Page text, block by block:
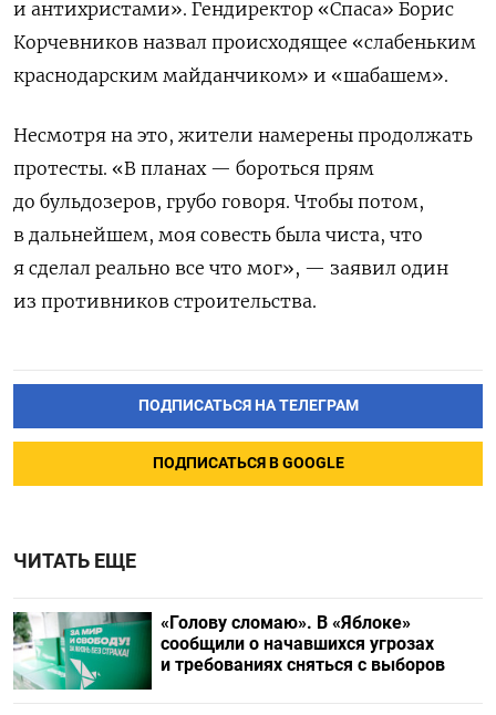
и антихристами». Гендиректор «Спаса» Борис
Корчевников назвал происходящее «слабеньким
краснодарским майданчиком» и «шабашем».
Несмотря на это, жители намерены продолжать
протесты. «В планах — бороться прям
до бульдозеров, грубо говоря. Чтобы потом,
в дальнейшем, моя совесть была чиста, что
я сделал реально все что мог», — заявил один
из противников строительства.
ПОДПИСАТЬСЯ НА ТЕЛЕГРАМ
ПОДПИСАТЬСЯ В GOOGLE
ЧИТАТЬ ЕЩЕ
«Голову сломаю». В «Яблоке»
сообщили о начавшихся угрозах
и требованиях сняться с выборов